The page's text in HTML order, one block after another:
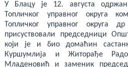
deneme
bonusu
veren
siteler
2024
deneme
bonusu
veren
bahis
У Блацу је 12. августа
Топличког управног округа
Топличког управног округа
присуствовали председници
који је и био домаћин
Куршумлија и Житорађе
Младеновић и заменик